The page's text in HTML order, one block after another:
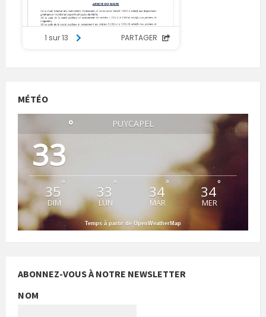
MÉTÉO
PUYCAPEL
33
°
35 °
DIM
33 °
LUN
34°
MAR
34°
MER
Temps à partir de OpenWeatherMap
ABONNEZ-VOUS À NOTRE NEWSLETTER
NOM